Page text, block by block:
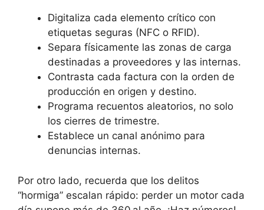
Digitaliza cada elemento crítico con
etiquetas seguras (NFC o RFID).
Separa físicamente las zonas de carga
destinadas a proveedores y las internas.
Contrasta cada factura con la orden de
producción en origen y destino.
Programa recuentos aleatorios, no solo
los cierres de trimestre.
Establece un canal anónimo para
denuncias internas.
Por otro lado, recuerda que los delitos
“hormiga” escalan rápido: perder un motor cada